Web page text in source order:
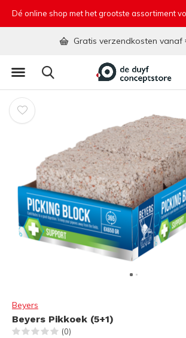
Gratis verzendkosten vanaf
Beyers
Beyers Pikkoek (5+1)
(0)